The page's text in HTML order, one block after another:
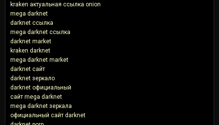
kraken актуальная ссылка onion
mega darknet
darknet ссылка
mega darknet ссылка
darknet market
kraken darknet
mega darknet market
darknet сайт
darknet зеркало
darknet официальный
сайт mega darknet
mega darknet зеркала
официальный сайт darknet